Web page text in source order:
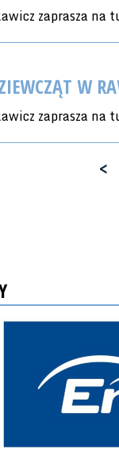
zaprasza na
W
zaprasza
<